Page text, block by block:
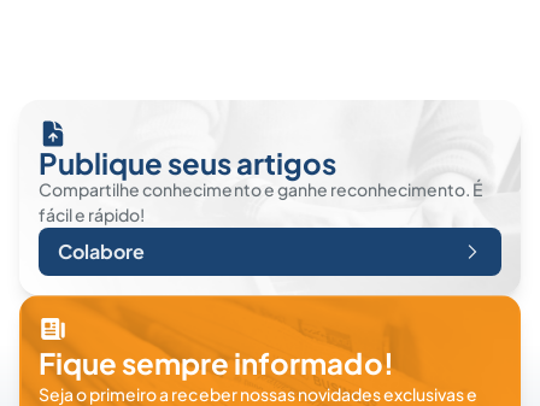
Publique seus artigos
Compartilhe conhecimento e ganhe reconhecimento. É
fácil e rápido!
Colabore
Fique sempre informado!
Seja o primeiro a receber nossas novidades exclusivas e